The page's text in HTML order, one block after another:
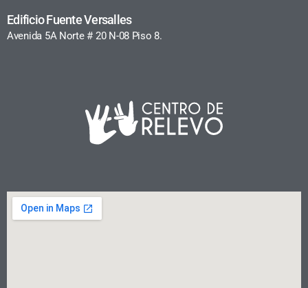
Edificio Fuente Versalles
Avenida 5A Norte # 20 N-08 Piso 8.